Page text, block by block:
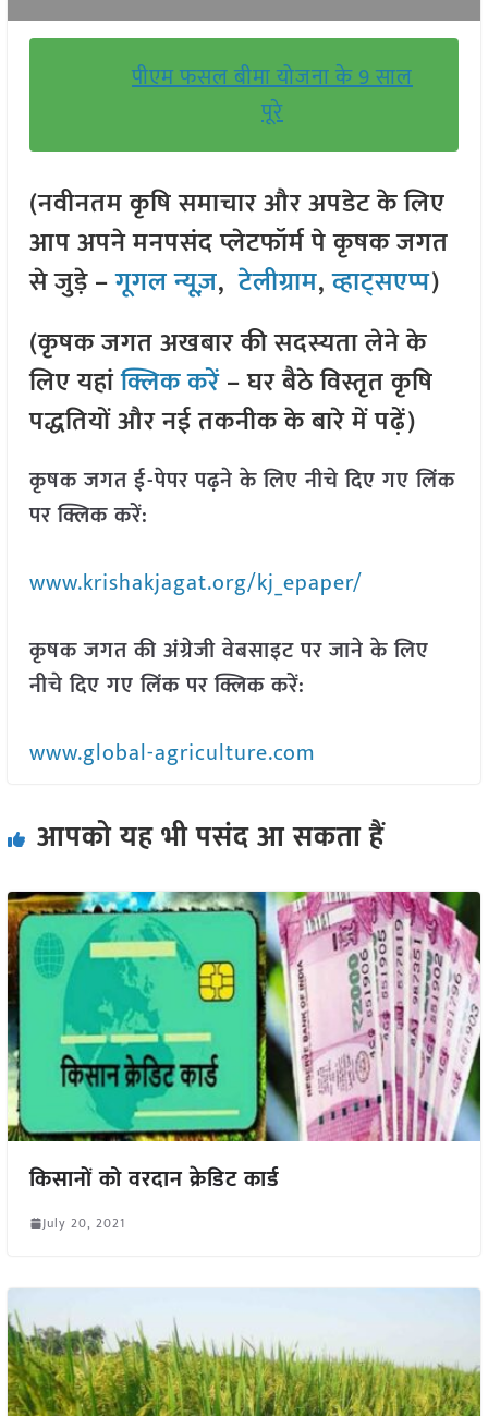
पीएम फसल बीमा योजना के 9 साल
पूरे
(नवीनतम कृषि समाचार और अपडेट के लिए
आप अपने मनपसंद प्लेटफॉर्म पे कृषक जगत
से जुड़े –गूगल न्यूज़,टेलीग्राम,व्हाट्सएप्प)
(कृषक जगत अखबार की सदस्यता लेने के
लिए यहांक्लिक करें– घर बैठे विस्तृत कृषि
पद्धतियों और नई तकनीक के बारे में पढ़ें)
कृषक जगत ई-पेपर पढ़ने के लिए नीचे दिए गए लिंक
पर क्लिक करें:
www.krishakjagat.org/kj_epaper/
कृषक जगत की अंग्रेजी वेबसाइट पर जाने के लिए
नीचे दिए गए लिंक पर क्लिक करें:
www.global-agriculture.com
आपको यह भी पसंद आ सकता हैं
किसानों को वरदान क्रेडिट कार्ड
July 20, 2021